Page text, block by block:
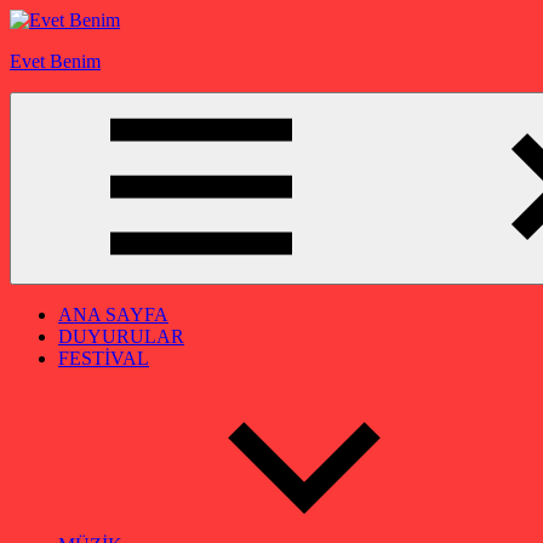
İçeriğe
Evet Benim
ANA SAYFA
DUYURULAR
FESTİVAL